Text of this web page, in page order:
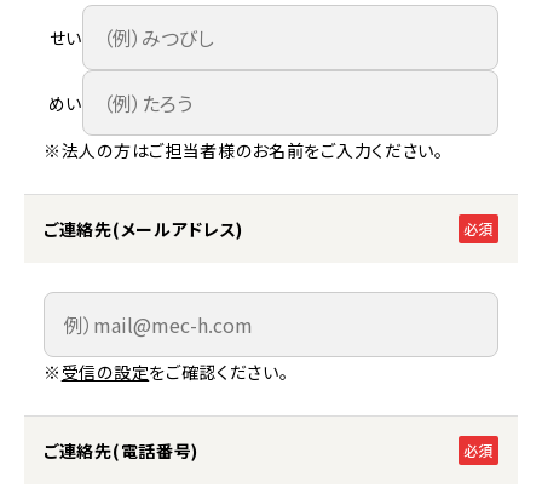
せい
めい
※法人の方はご担当者様のお名前をご入力ください。
ご連絡先(メールアドレス) 必須
※ 受信の設定をご確認ください。
ご連絡先(電話番号) 必須